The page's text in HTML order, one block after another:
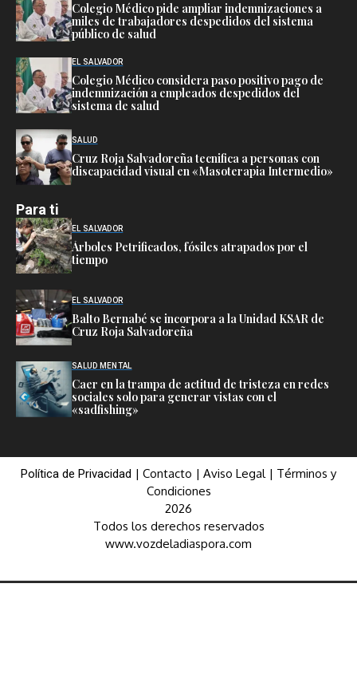
Colegio Médico pide ampliar indemnizaciones a
miles de trabajadores despedidos del sistema
público de salud
EL SALVADOR
Colegio Médico considera paso positivo pago de
indemnización a empleados despedidos del
sistema de salud
SALUD
Cruz Roja Salvadoreña tecnifica a personas con
discapacidad visual en «Masoterapia Intermedio»
Para ti
EL SALVADOR
Árboles Petrificados, fósiles atrapados por el
tiempo
EL SALVADOR
Balto Bernabé se incorpora a la Unidad KSAR de
Cruz Roja Salvadoreña
SALUD MENTAL
Caer en la trampa de actitud de tristeza en redes
sociales solo para generar vistas con el
«sadfishing»
Política de Privacidad | Contacto | Aviso Legal | Términos y
Condiciones
2026
Todos los derechos reservados
www.vozdeladiaspora.com